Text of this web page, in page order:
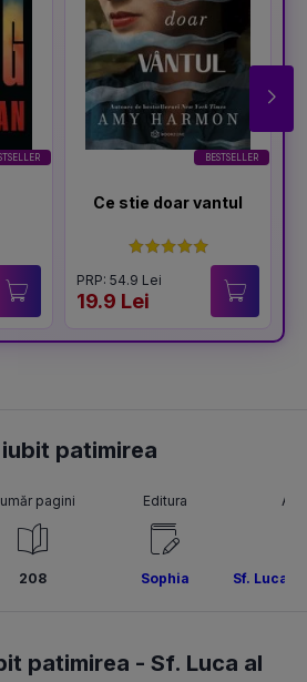
BESTSELLER
Ce stie doar vantul
PRP: 54.9 Lei
19.9 Lei
patimirea
pagini
208
Editura
Sophia Sf. Luca
patimirea - Sf. Luca al